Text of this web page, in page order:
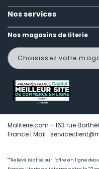
Nos services
Nos magasins de literie
Maliterie.com - 163 rue
France | Mail :
"*Relevé réalisé sur l’offre en ligne